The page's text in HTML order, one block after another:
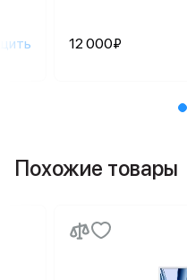
12 000₽
Похожие товары